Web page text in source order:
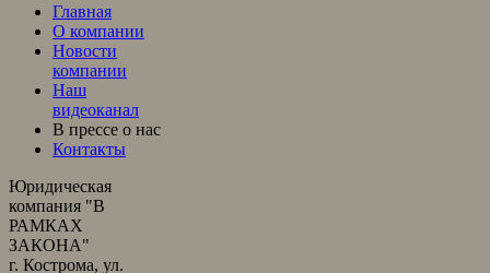
Главная
О компании
Новости
компании
Наш
видеоканал
В прессе о нас
Контакты
Юридическая
компания "В
РАМКАХ
ЗАКОНА"
г. Кострома, ул.